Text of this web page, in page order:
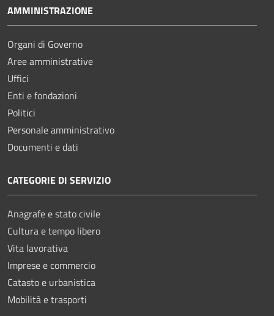
AMMINISTRAZIONE
Organi di Governo
Aree amministrative
Uffici
Enti e fondazioni
Politici
Personale amministrativo
Documenti e dati
CATEGORIE DI SERVIZIO
Anagrafe e stato civile
Cultura e tempo libero
Vita lavorativa
Imprese e commercio
Catasto e urbanistica
Mobilità e trasporti